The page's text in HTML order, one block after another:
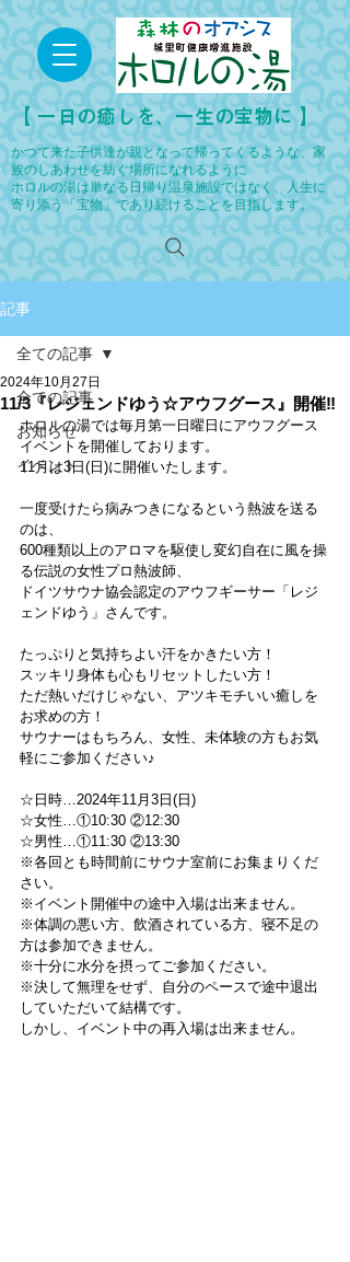
​【 一日の癒しを、一生の宝物に 】
かつて来た子供達が親となって帰ってくるような、家
族のしあわせを紡ぐ場所になれるように
ホロルの湯は単なる日帰り温泉施設ではなく、人生に
寄り添う「宝物」であり続けることを目指します。
記事
全ての記事
お知らせ
イベント
全ての記事
11/3『レジェンドゆう☆アウフグース』開催‼
2024年10月27日
ホロルの湯では毎月第一日曜日にアウフグース
イベントを開催しております。
11月は3日(日)に開催いたします。
一度受けたら病みつきになるという熱波を送る
のは、
600種類以上のアロマを駆使し変幻自在に風を操
る伝説の女性プロ熱波師、
ドイツサウナ協会認定のアウフギーサー「レジ
ェンドゆう」さんです。
たっぷりと気持ちよい汗をかきたい方！
スッキリ身体も心もリセットしたい方！
ただ熱いだけじゃない、アツキモチいい癒しを
お求めの方！
サウナーはもちろん、女性、未体験の方もお気
軽にご参加ください♪
☆日時…2024年11月3日(日)
☆女性…①10:30 ②12:30
☆男性…①11:30 ②13:30
※各回とも時間前にサウナ室前にお集まりくだ
さい。
※イベント開催中の途中入場は出来ません。
※体調の悪い方、飲酒されている方、寝不足の
方は参加できません。
※十分に水分を摂ってご参加ください。
※決して無理をせず、自分のペースで途中退出
していただいて結構です。
しかし、イベント中の再入場は出来ません。